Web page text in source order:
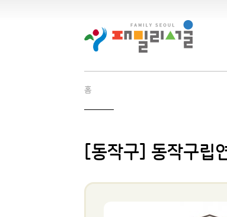
홈
[동작구] 동작구립